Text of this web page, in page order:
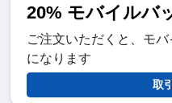
20% モバイルバ
ご注文いただくと、モ
になります
取